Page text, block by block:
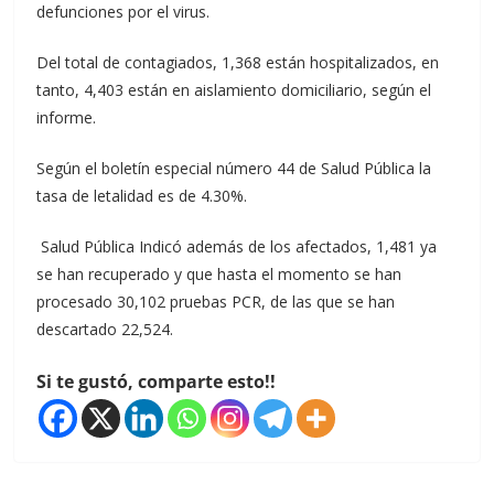
defunciones por el virus.
Del total de contagiados, 1,368 están hospitalizados, en
tanto, 4,403 están en aislamiento domiciliario, según el
informe.
Según el boletín especial número 44 de Salud Pública la
tasa de letalidad es de 4.30%.
Salud Pública Indicó además de los afectados, 1,481 ya
se han recuperado y que hasta el momento se han
procesado 30,102 pruebas PCR, de las que se han
descartado 22,524.
Si te gustó, comparte esto!!